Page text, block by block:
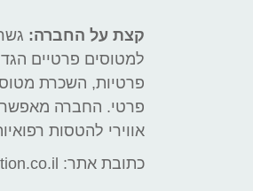
קצת על החברה:
למטוסים פרטיים
פרטיות, השכרת
פרטי. החברה
אווירי להטסות
כתובת אתר: